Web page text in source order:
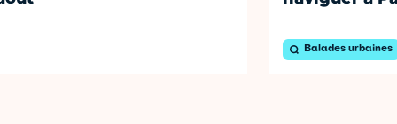
Balades urbaines